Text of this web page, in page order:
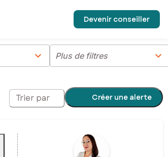
Devenir conseiller
chevron_right Plus de filtres chevron_right
Trier par Créer une alerte